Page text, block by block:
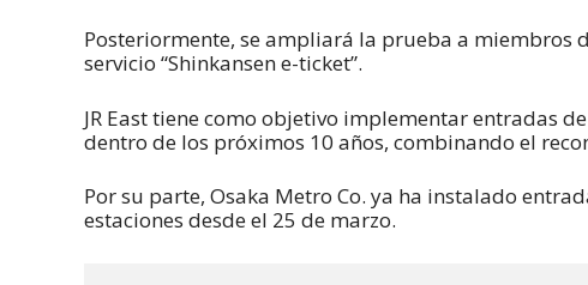
Posteriormente, se ampliará la prueba a miembros
servicio “Shinkansen e-ticket”.
JR East tiene como objetivo implementar entradas
dentro de los próximos 10 años, combinando el
Por su parte, Osaka Metro Co. ya ha instalado
estaciones desde el 25 de marzo.